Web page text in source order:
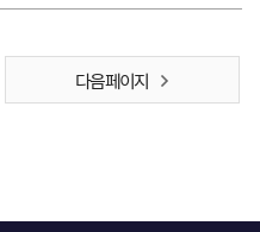
다음 페이지